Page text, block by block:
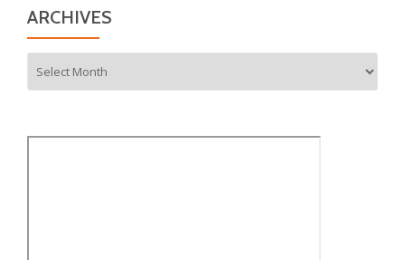
ARCHIVES